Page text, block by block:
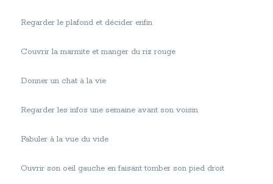
Regarder le plafond et décider enfin
Couvrir la marmite et manger du riz rouge
Donner un chat à la vie
Regarder les infos une semaine avant son voisin
Fabuler à la vue du vide
Ouvrir son oeil gauche en faisant tomber son pied droit